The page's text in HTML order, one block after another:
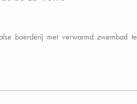
boerderij met verwarmd zwembad te